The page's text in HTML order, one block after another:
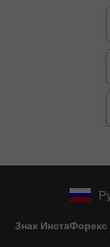
Знак ИнстаФорекс